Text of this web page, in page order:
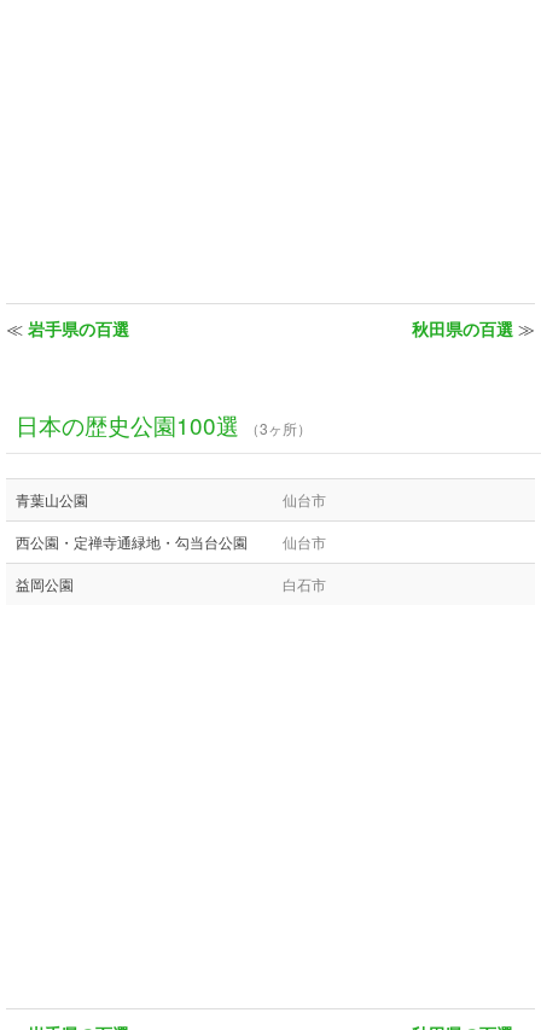
≪ 岩手県の百選 秋田県の百選 ≫
日本の歴史公園100選 （3ヶ所）
青葉山公園 仙台市
西公園・定禅寺通緑地・勾当台公園 仙台市
益岡公園 白石市